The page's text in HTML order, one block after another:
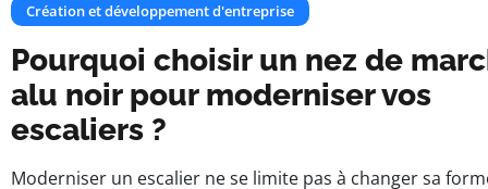
Création et développement d'entreprise
Pourquoi choisir un nez de
alu noir pour moderniser vos
escaliers ?
Moderniser un escalier ne se limite pas à changer sa